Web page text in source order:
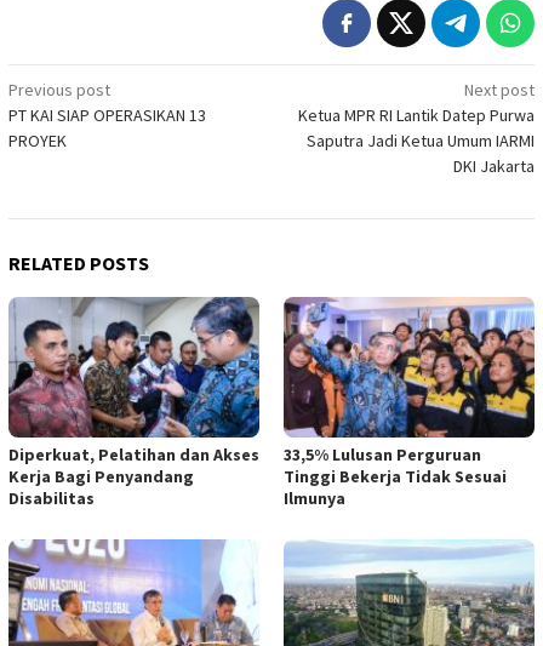
Post
navigation
Previous post
PT KAI SIAP OPERASIKAN 13
PROYEK
Next post
Ketua MPR RI Lantik Datep Purwa
Saputra Jadi Ketua Umum IARMI
DKI Jakarta
RELATED POSTS
Diperkuat, Pelatihan dan Akses
Kerja Bagi Penyandang
Disabilitas
33,5% Lulusan Perguruan
Tinggi Bekerja Tidak Sesuai
Ilmunya